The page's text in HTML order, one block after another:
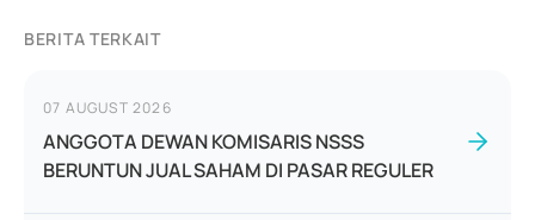
BERITA TERKAIT
07 AUGUST 2026
ANGGOTA DEWAN KOMISARIS NSSS
BERUNTUN JUAL SAHAM DI PASAR REGULER